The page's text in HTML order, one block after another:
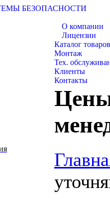
БЕЗОПАСНОСТИ
О компании
Лицензии
Каталог товаров
Монтаж
Тех.
Клиенты
Контакты